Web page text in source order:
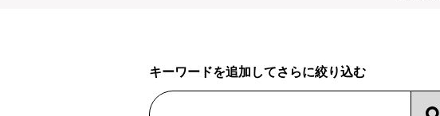
キーワードを追加してさらに絞り込む